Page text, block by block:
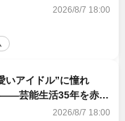
2026/8/7 18:00
いアイドル”に憧れ
――芸能生活35年を赤
に写真集発売2026/8/7 18:00